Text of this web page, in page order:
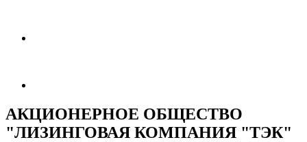
АКЦИОНЕРНОЕ ОБЩЕСТВО
"ЛИЗИНГОВАЯ КОМПАНИЯ "ТЭК"